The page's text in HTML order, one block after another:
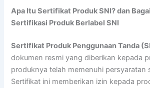
Apa Itu Sertifikat Produk SNI? dan
Sertifikasi Produk Berlabel SNI
Sertifikat Produk Penggunaan Tanda
dokumen resmi yang diberikan kepada
produknya telah memenuhi persyaratan
Sertifikat ini memberikan izin kepada